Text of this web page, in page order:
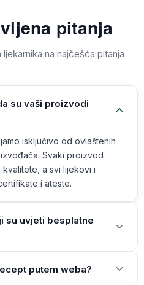
pitanja
na najčešća pitanja
su vaši proizvodi
isključivo od ovlaštenih
Svaki proizvod
a svi lijekovi i
i ateste.
su uvjeti besplatne
putem weba?